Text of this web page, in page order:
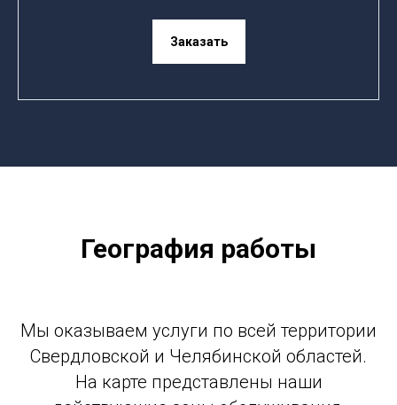
Заказать
География работы
Мы оказываем услуги по всей территории
Свердловской и Челябинской областей.
На карте представлены наши